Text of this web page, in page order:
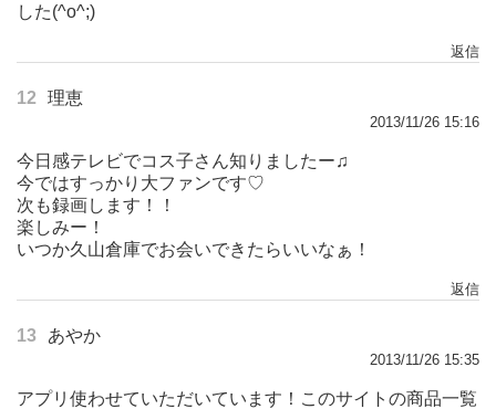
した(^o^;)
返信
12 理恵
2013/11/26 15:16
今日感テレビでコス子さん知りましたー♫
今ではすっかり大ファンです♡
次も録画します！！
楽しみー！
いつか久山倉庫でお会いできたらいいなぁ！
返信
13 あやか
2013/11/26 15:35
アプリ使わせていただいています！このサイトの商品一覧